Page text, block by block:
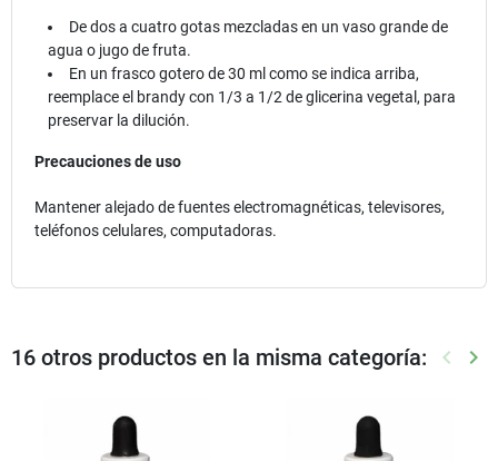
De dos a cuatro gotas mezcladas en un vaso grande de
agua o jugo de fruta.
En un frasco gotero de 30 ml como se indica arriba,
reemplace el brandy con 1/3 a 1/2 de glicerina vegetal, para
preservar la dilución.
Precauciones de uso
Mantener alejado de fuentes electromagnéticas, televisores,
teléfonos celulares, computadoras.
16 otros productos en la misma categoría: keyboard_arrow_left keyboard_arrow_right